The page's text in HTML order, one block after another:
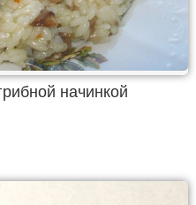
начинкой